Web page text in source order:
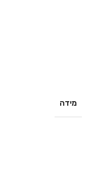
מידה